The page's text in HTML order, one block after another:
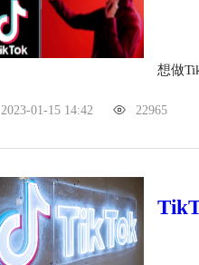
想做
2023-01-15 14:42 22965